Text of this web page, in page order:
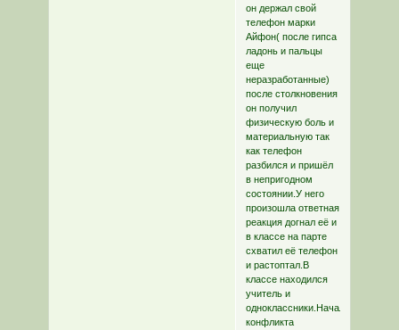
он держал свой
телефон марки
Айфон( после гипса
ладонь и пальцы
еще
неразработанные)
после столкновения
он получил
физическую боль и
материальную так
как телефон
разбился и пришёл
в непригодном
состоянии.У него
произошла ответная
реакция догнал её и
в классе на парте
схватил её телефон
и растоптал.В
классе находился
учитель и
одноклассники.Начало
конфликта